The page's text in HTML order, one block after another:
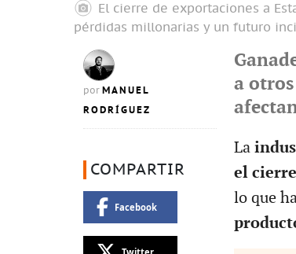
El cierre de exportaciones a
pérdidas millonarias y un futuro
por MANUEL
RODRÍGUEZ
COMPARTIR
Facebook
Twitter
a
La
el
lo que